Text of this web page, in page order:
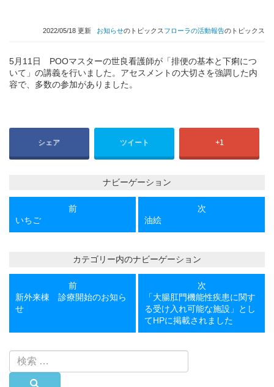
2022/05/18 更新 お知らせのトピックス フローラの活動報告のトピックス
5月11日 POOマスターの世良看護師が「排便の基本と下痢につ
いて」の講義を行いました。アセスメントの大切さを強調した内
容で、多数の参加がありました。
シェア ツイート +1
ナビーゲーション
投
前
いちご
投
次
油絵
カテゴリー内のナビーゲーション
投
前
新外来棟 診療開始のお知ら
せ
稿
次
「大腸肛門機能性疾患に関す
る受け入れ可能な施設」とし
てHPに掲載されました
検
索: